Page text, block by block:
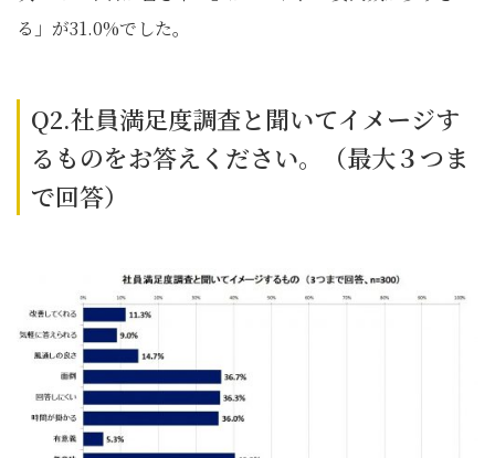
る」が31.0%でした。
Q2.社員満足度調査と聞いてイメージす
るものをお答えください。（最大３つま
で回答）